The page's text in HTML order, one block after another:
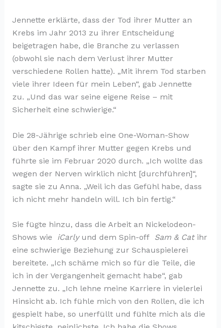
Jennette erklärte, dass der Tod ihrer Mutter an
Krebs im Jahr 2013 zu ihrer Entscheidung
beigetragen habe, die Branche zu verlassen
(obwohl sie nach dem Verlust ihrer Mutter
verschiedene Rollen hatte). „Mit ihrem Tod starben
viele ihrer Ideen für mein Leben“, gab Jennette
zu. „Und das war seine eigene Reise – mit
Sicherheit eine schwierige.“
Die 28-Jährige schrieb eine One-Woman-Show
über den Kampf ihrer Mutter gegen Krebs und
führte sie im Februar 2020 durch. „Ich wollte das
wegen der Nerven wirklich nicht [durchführen]“,
sagte sie zu Anna. „Weil ich das Gefühl habe, dass
ich nicht mehr handeln will. Ich bin fertig.“
Sie fügte hinzu, dass die Arbeit an Nickelodeon-
Shows wie iCarlyund dem Spin-off Sam & Catihr
eine schwierige Beziehung zur Schauspielerei
bereitete. „Ich schäme mich so für die Teile, die
ich in der Vergangenheit gemacht habe“, gab
Jennette zu. „Ich lehne meine Karriere in vielerlei
Hinsicht ab. Ich fühle mich von den Rollen, die ich
gespielt habe, so unerfüllt und fühlte mich als die